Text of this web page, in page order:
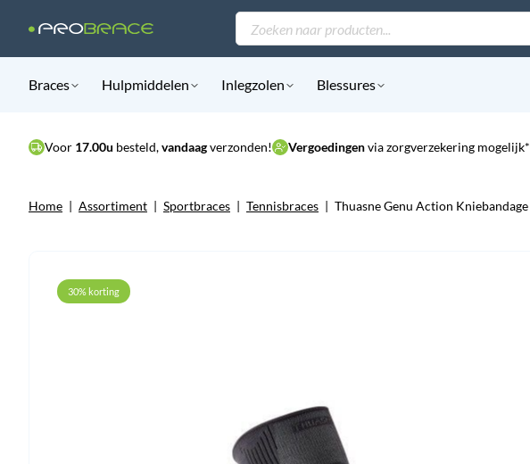
Producten
zoeken
Braces Hulpmiddelen Inlegzolen Blessures
Voor 17.00u besteld,vandaagverzonden! Vergoedingenvia zorgverzekering mogelijk*
Home | Assortiment | Sportbraces | Tennisbraces | Thuasne Genu Action Kniebandage
30% korting